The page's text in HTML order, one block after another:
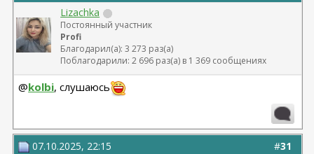
Lizachka
Постоянный участник
Profi
Благодарил(а): 3 273 раз(а)
Поблагодарили: 2 696 раз(а) в 1 369 сообщениях
@kolbi, слушаюсь
#31
07.10.2025, 22:15